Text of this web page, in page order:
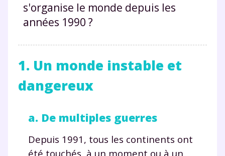
s'organise le monde depuis les
années 1990 ?
1. Un monde instable et
dangereux
a. De multiples guerres
Depuis 1991, tous les continents ont
été touchés, à un moment ou à un